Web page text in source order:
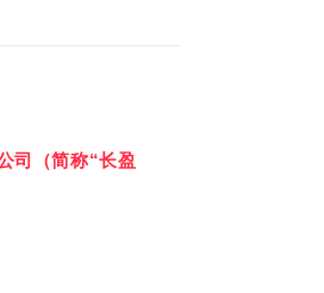
司（简称“长盈